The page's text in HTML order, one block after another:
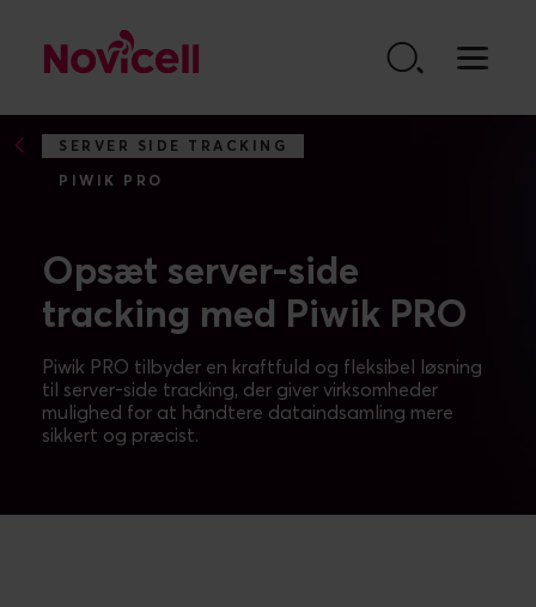
SERVER SIDE TRACKING
PIWIK PRO
Opsæt server-side
tracking med Piwik PRO
Piwik PRO tilbyder en kraftfuld og fleksibel løsning
til server-side tracking, der giver virksomheder
mulighed for at håndtere dataindsamling mere
sikkert og præcist.